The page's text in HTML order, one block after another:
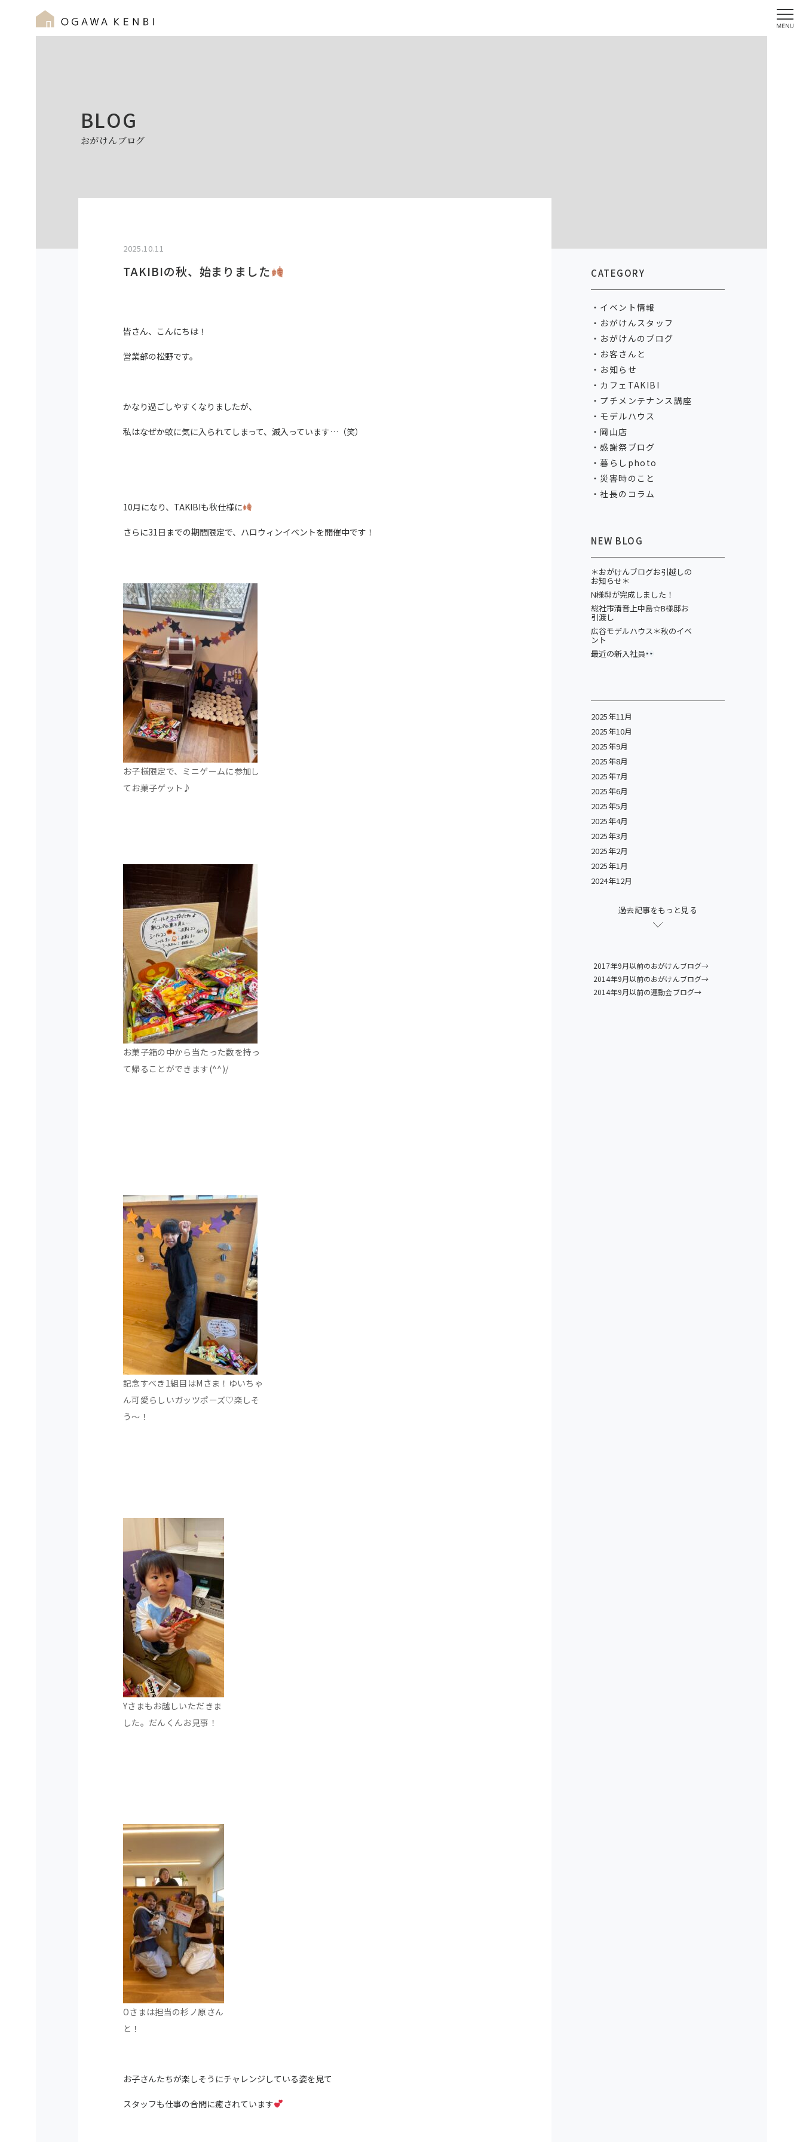
BLOG
おがけんブログ
2025.10.11
TAKIBIの秋、始まりました
皆さん、こんにちは！
営業部の松野です。
かなり過ごしやすくなりましたが、
私はなぜか蚊に気に入られてしまって、滅入っています…（笑）
10月になり、TAKIBIも秋仕様に
さらに31日までの期間限定で、ハロウィンイベントを開催中です！
お子様限定で、ミニゲームに参加し
てお菓子ゲット♪
お菓子箱の中から当たった数を持っ
て帰ることができます(^^)/
記念すべき1組目はMさま！ゆいちゃ
ん可愛らしいガッツポーズ♡楽しそ
う～！
Yさまもお越しいただきま
した。だんくんお見事！
Oさまは担当の杉ノ原さん
と！
お子さんたちが楽しそうにチャレンジしている姿を見て
スタッフも仕事の合間に癒されています
CATEGORY
イベント情報
おがけんスタッフ
おがけんのブログ
お客さんと
お知らせ
カフェTAKIBI
プチメンテナンス講座
モデルハウス
岡山店
感謝祭ブログ
暮らしphoto
災害時のこと
社長のコラム
NEW BLOG
＊おがけんブログお引越しの
お知らせ＊
N様邸が完成しました！
総社市清音上中島☆B様邸お
引渡し
広谷モデルハウス＊秋のイベ
ント
最近の新入社員
2025年11月
2025年10月
2025年9月
2025年8月
2025年7月
2025年6月
2025年5月
2025年4月
2025年3月
2025年2月
2025年1月
2024年12月
過去記事をもっと見る
2017年9月以前のおがけんブログ→
2014年9月以前のおがけんブログ→
2014年9月以前の運動会ブログ→